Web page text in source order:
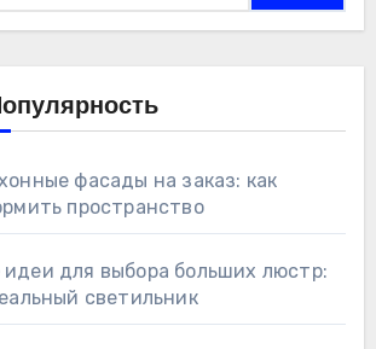
фасады на заказ: как
пространство
для выбора больших люстр:
светильник